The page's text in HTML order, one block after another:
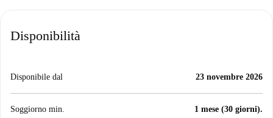
Disponibilità
Disponibile dal 23 novembre 2026
Soggiorno min. 1 mese (30 giorni).